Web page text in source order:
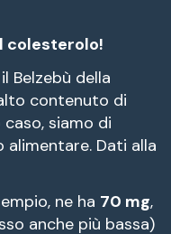
colesterolo!
Belzebù della
contenuto di
siamo di
alimentare. Dati alla
ne ha 70 mg,
anche più bassa)